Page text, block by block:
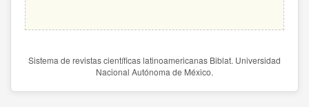
Sistema de revistas científicas latinoamericanas Biblat. Universidad
Nacional Autónoma de México.